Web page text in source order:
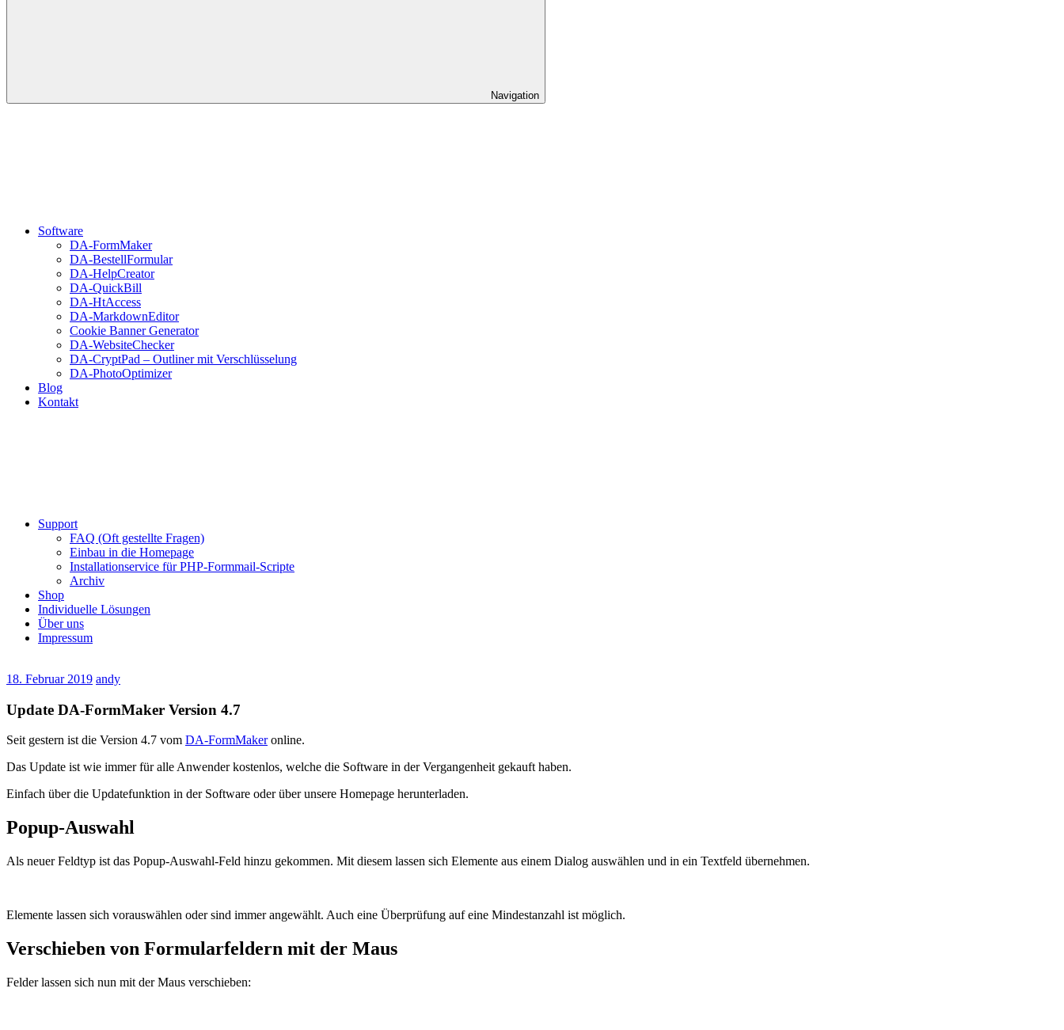
Navigation
Software
DA-FormMaker
DA-BestellFormular
DA-HelpCreator
DA-QuickBill
DA-HtAccess
DA-MarkdownEditor
Cookie Banner Generator
DA-WebsiteChecker
DA-CryptPad – Outliner mit Verschlüsselung
DA-PhotoOptimizer
Blog
Kontakt
Support
FAQ (Oft gestellte Fragen)
Einbau in die Homepage
Installationservice für PHP-Formmail-Scripte
Archiv
Shop
Individuelle Lösungen
Über uns
Impressum
18. Februar 2019 andy
Update DA-FormMaker Version 4.7
Seit gestern ist die Version 4.7 vom DA-FormMakeronline.
Das Update ist wie immer für alle Anwender kostenlos, welche die Software in der Vergangenheit gekauft haben.
Einfach über die Updatefunktion in der Software oder über unsere Homepage herunterladen.
Popup-Auswahl
Als neuer Feldtyp ist das Popup-Auswahl-Feld hinzu gekommen. Mit diesem lassen sich Elemente aus einem Dialog auswählen und in ein Textfeld übernehmen.
Elemente lassen sich vorauswählen oder sind immer angewählt. Auch eine Überprüfung auf eine Mindestanzahl ist möglich.
Verschieben von Formularfeldern mit der Maus
Felder lassen sich nun mit der Maus verschieben: